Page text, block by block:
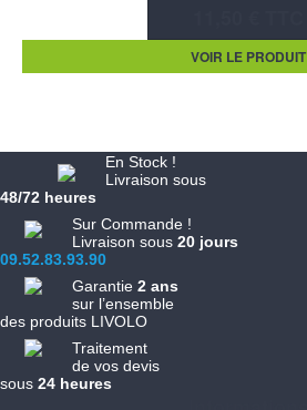
VOIR LE PRODUIT
En Stock !
Livraison sous
48/72 heures
Sur Commande !
Livraison sous 20 jours
09.52.83.93.90
Garantie 2 ans
sur l’ensemble
des produits LIVOLO
Traitement
de vos devis
sous 24 heures